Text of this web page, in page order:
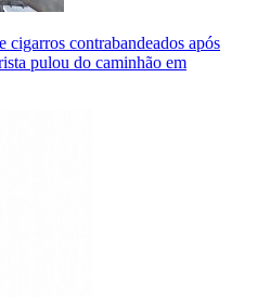
cigarros contrabandeados após
pulou do caminhão em